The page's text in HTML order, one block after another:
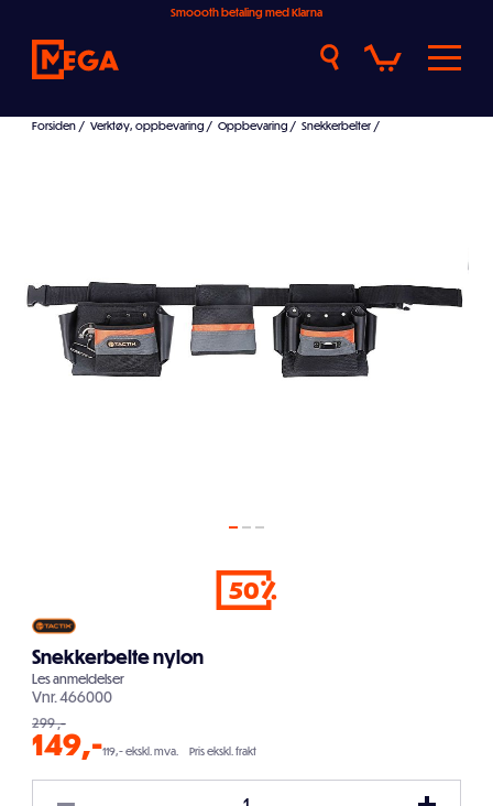
Smoooth betaling med Klarna
Forsiden / Verktøy, oppbevaring / Oppbevaring / Snekkerbelter /
50
Snekkerbelte nylon
Lesanmeldelser
Vnr.466000
299,-
149,-119,- ekskl. mva. Pris ekskl. frakt